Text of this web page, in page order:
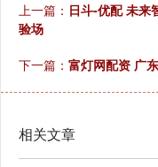
上一篇： 日斗-优配 未来
验场
下一篇： 富灯网配资 广
相关文章